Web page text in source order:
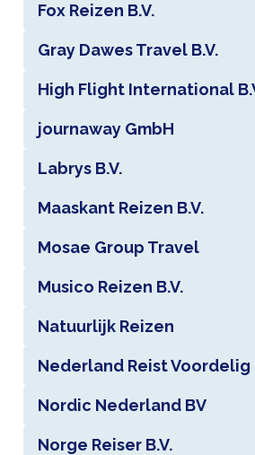
Fox Reizen B.V.
Gray Dawes Travel B.V.
High Flight International
journaway GmbH
Labrys B.V.
Maaskant Reizen B.V.
Mosae Group Travel
Musico Reizen B.V.
Natuurlijk Reizen
Nederland Reist Voordelig
Nordic Nederland BV
Norge Reiser B.V.